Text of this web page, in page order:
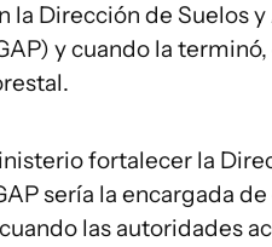
la Dirección de Suelos
y cuando la terminó,
fortalecer la
sería la encargada
las autoridades